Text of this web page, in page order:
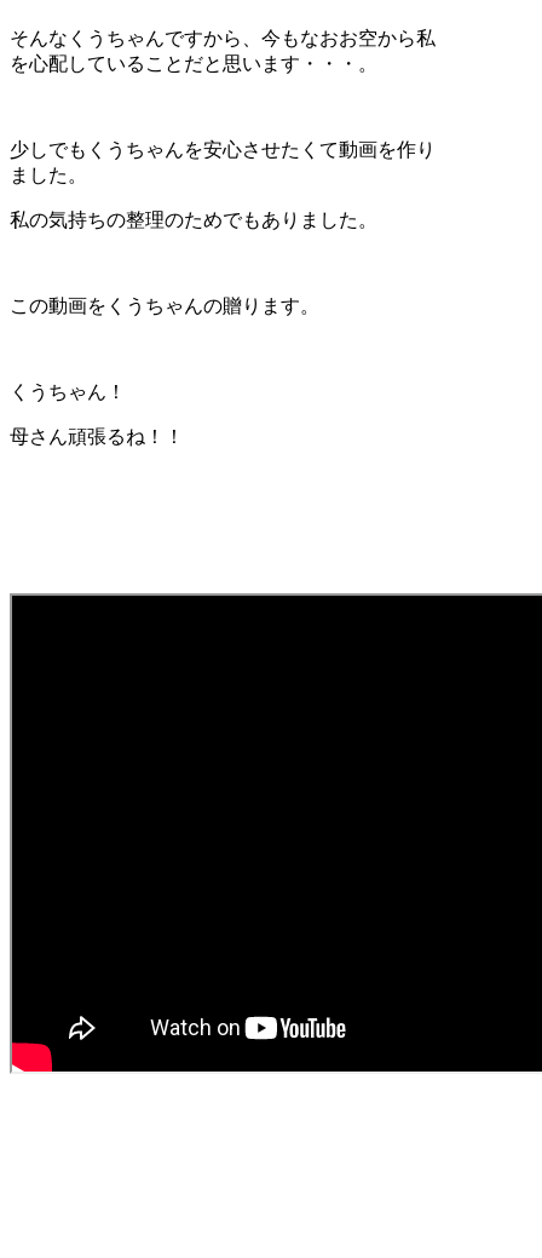
そんなくうちゃんですから、今もなおお空から私
を心配していることだと思います・・・。
少しでもくうちゃんを安心させたくて動画を作り
ました。
私の気持ちの整理のためでもありました。
この動画をくうちゃんの贈ります。
くうちゃん！
母さん頑張るね！！